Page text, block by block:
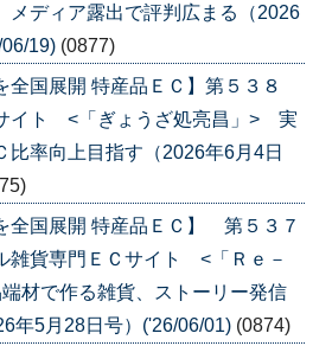
メディア露出で評判広まる（2026
19) (0877)
全国展開 特産品ＥＣ】第５３８
イト <「ぎょうざ処亮昌」> 実
比率向上目指す（2026年6月4日
全国展開 特産品ＥＣ】 第５３７
貨専門ＥＣサイト <「Ｒｅ－
材で作る雑貨、ストーリー発信
年5月28日号）('26/06/01) (0874)